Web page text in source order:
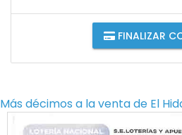
FINALIZAR
Más décimos a la venta de El